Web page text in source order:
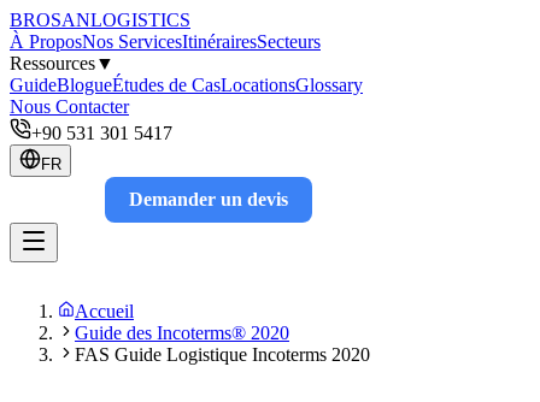
BROSANLOGISTICS
À ProposNos ServicesItinérairesSecteurs
Ressources▼
GuideBlogueÉtudes de CasLocationsGlossary
Nous Contacter
+90 531 301 5417
FR
Demander un devis
Accueil
Guide des Incoterms® 2020
FAS Guide Logistique Incoterms 2020